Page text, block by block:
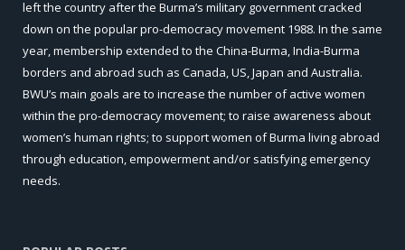
left the country after the Burma’s military government cracked
down on the popular pro-democracy movement 1988. In the same
year, membership extended to the China-Burma, India-Burma
borders and abroad such as Canada, US, Japan and Australia.
BWU’s main goals are to increase the number of active women
within the pro-democracy movement; to raise awareness about
women’s human rights; to support women of Burma living abroad
through education, empowerment and/or satisfying emergency
needs.